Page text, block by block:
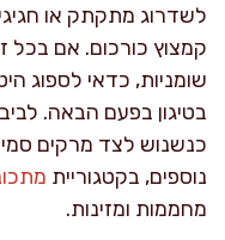
לשדרוג מתקתק או
קמצוץ כורכום. אם בכל
שומניות, כדאי לספוג
בטיגון בפעם הבאה.
כנשנוש לצד מרקים
נוספים, בקטגוריית
מחממות ומזינות.